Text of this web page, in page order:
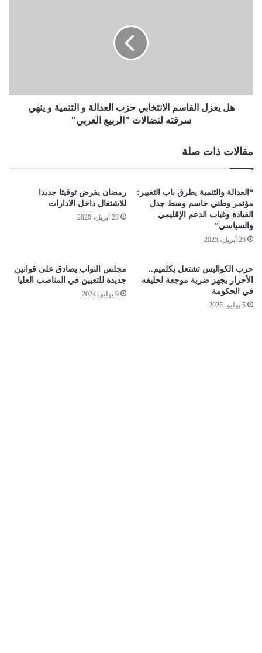
هل يعزل القاسم الانتخابي حزب العدالة و التنمية و ينهي
سرقته لنضالات "الربيع العربي"
مقالات ذات صلة
“العدالة والتنمية يطرق باب التغيير:
مؤتمر وطني حاسم وسط جدل
القيادة وغياب الدعم الإقليمي
والسياسي”
26 أبريل، 2025
رمضان يفرض توقيتا جديدا
للاشتغال داخل الادارات
23 أبريل، 2020
حرب الكواليس تشتعل بكلميم..
الأحرار يجهز ضربة موجعة لحليفه
في الحكومة
5 يوليو، 2025
مجلس النواب يصادق على قوانين
جديدة للتعيين في المناصب العليا
9 يوليو، 2024